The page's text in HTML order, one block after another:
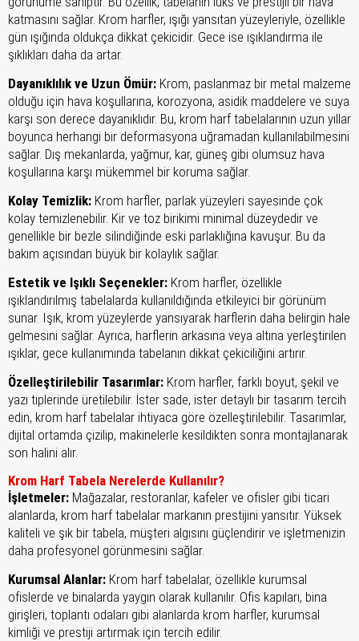
katmasını sağlar. Krom harfler, ışığı yansıtan yüzeyleriyle, özellikle
gün ışığında oldukça dikkat çekicidir. Gece ise ışıklandırma ile
şıklıkları daha da artar.
Dayanıklılık ve Uzun Ömür: Krom, paslanmaz bir metal malzeme
olduğu için hava koşullarına, korozyona, asidik maddelere ve suya
karşı son derece dayanıklıdır. Bu, krom harf tabelalarının uzun yıllar
boyunca herhangi bir deformasyona uğramadan kullanılabilmesini
sağlar. Dış mekanlarda, yağmur, kar, güneş gibi olumsuz hava
koşullarına karşı mükemmel bir koruma sağlar.
Kolay Temizlik: Krom harfler, parlak yüzeyleri sayesinde çok
kolay temizlenebilir. Kir ve toz birikimi minimal düzeydedir ve
genellikle bir bezle silindiğinde eski parlaklığına kavuşur. Bu da
bakım açısından büyük bir kolaylık sağlar.
Estetik ve Işıklı Seçenekler: Krom harfler, özellikle
ışıklandırılmış tabelalarda kullanıldığında etkileyici bir görünüm
sunar. Işık, krom yüzeylerde yansıyarak harflerin daha belirgin hale
gelmesini sağlar. Ayrıca, harflerin arkasına veya altına yerleştirilen
ışıklar, gece kullanımında tabelanın dikkat çekiciliğini artırır.
Özelleştirilebilir Tasarımlar: Krom harfler, farklı boyut, şekil ve
yazı tiplerinde üretilebilir. İster sade, ister detaylı bir tasarım tercih
edin, krom harf tabelalar ihtiyaca göre özelleştirilebilir. Tasarımlar,
dijital ortamda çizilip, makinelerle kesildikten sonra montajlanarak
son halini alır.
Krom Harf Tabela Nerelerde Kullanılır?
İşletmeler: Mağazalar, restoranlar, kafeler ve ofisler gibi ticari
alanlarda, krom harf tabelalar markanın prestijini yansıtır. Yüksek
kaliteli ve şık bir tabela, müşteri algısını güçlendirir ve işletmenizin
daha profesyonel görünmesini sağlar.
Kurumsal Alanlar: Krom harf tabelalar, özellikle kurumsal
ofislerde ve binalarda yaygın olarak kullanılır. Ofis kapıları, bina
girişleri, toplantı odaları gibi alanlarda krom harfler, kurumsal
kimliği ve prestiji artırmak için tercih edilir.